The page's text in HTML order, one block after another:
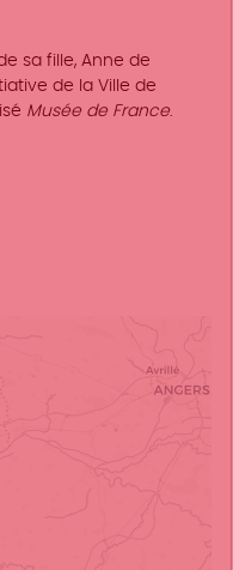
sa fille, Anne de
de la Ville de
Musée de France.